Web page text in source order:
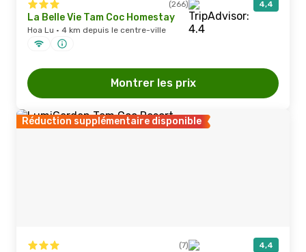
(266) 4,4
La Belle Vie Tam Coc Homestay
Hoa Lu · 4 km depuis le centre-ville
Montrer les prix
Réduction supplémentaire disponible
(7) 4,4